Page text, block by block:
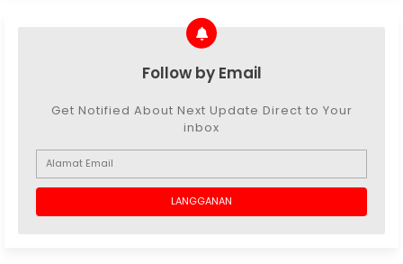
Follow by Email
Get Notified About Next Update Direct to Your
inbox